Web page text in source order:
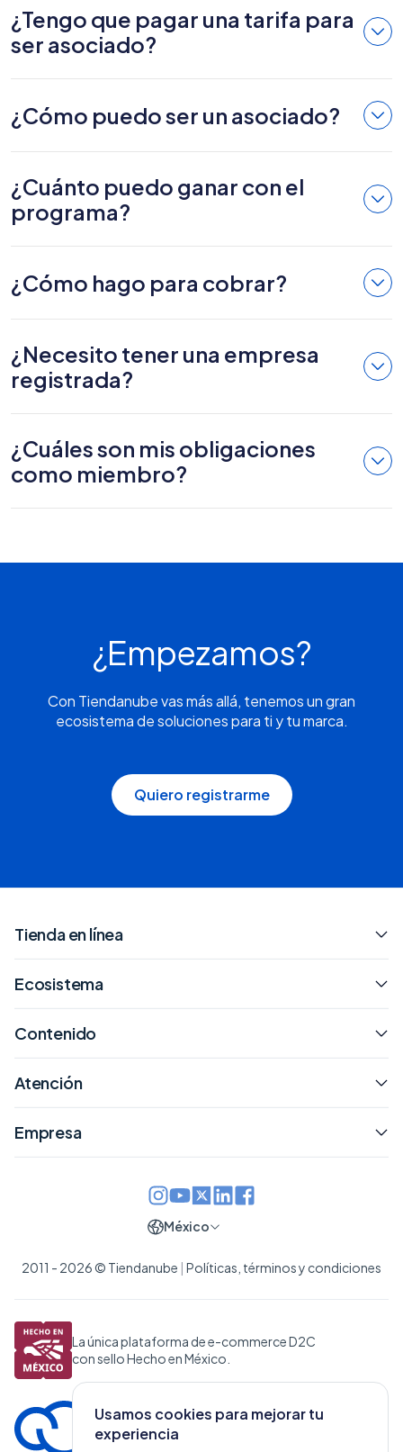
¿Tengo que pagar una tarifa para
ser asociado?
¿Cómo puedo ser un asociado?
¿Cuánto puedo ganar con el
programa?
¿Cómo hago para cobrar?
¿Necesito tener una empresa
registrada?
¿Cuáles son mis obligaciones
como miembro?
¿Empezamos?
Con Tiendanube vas más allá, tenemos un gran
ecosistema de soluciones para ti y tu marca.
Quiero registrarme
Usamos cookies para mejorar tu
experiencia
Tienda en línea
Ecosistema
Contenido
Atención
Empresa
2011 - 2026 © Tiendanube | Políticas, términos y condiciones
México
La única plataforma de e-commerce D2C
con sello Hecho en México.